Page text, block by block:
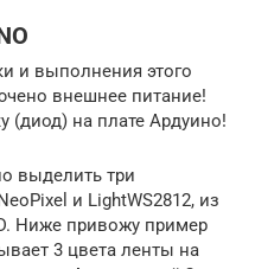
и выполнения этого
внешнее питание!
(диод) на плате Ардуино!
выделить три
и LightWS2812, из
Ниже привожу пример
3 цвета ленты на